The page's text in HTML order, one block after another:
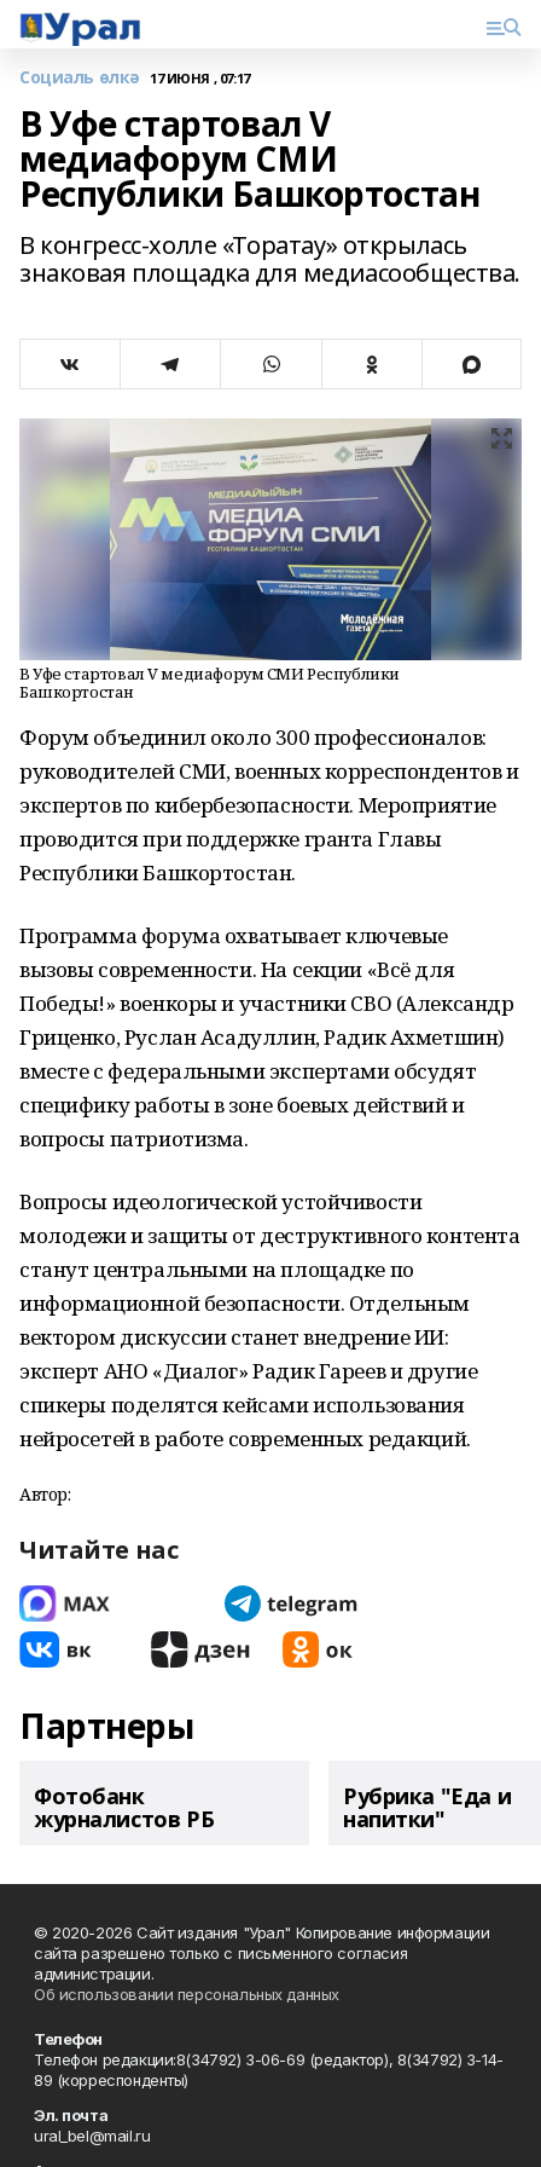
Социаль өлкә 17 ИЮНЯ , 07:17
В Уфе стартовал V
медиафорум СМИ
Республики Башкортостан
В конгресс-холле «Торатау» открылась
знаковая площадка для медиасообщества.
В Уфе стартовал V медиафорум СМИ Республики
Башкортостан
Форум объединил около 300 профессионалов:
руководителей СМИ, военных корреспондентов и
экспертов по кибербезопасности. Мероприятие
проводится при поддержке гранта Главы
Республики Башкортостан.
Программа форума охватывает ключевые
вызовы современности. На секции «Всё для
Победы!» военкоры и участники СВО (Александр
Гриценко, Руслан Асадуллин, Радик Ахметшин)
вместе с федеральными экспертами обсудят
специфику работы в зоне боевых действий и
вопросы патриотизма.
Вопросы идеологической устойчивости
молодежи и защиты от деструктивного контента
станут центральными на площадке по
информационной безопасности. Отдельным
вектором дискуссии станет внедрение ИИ:
эксперт АНО «Диалог» Радик Гареев и другие
спикеры поделятся кейсами использования
нейросетей в работе современных редакций.
Автор:
Читайте нас
Партнеры
Фотобанк
журналистов РБ
Рубрика "Еда и
напитки"
© 2020-2026 Сайт издания "Урал" Копирование информации
сайта разрешено только с письменного согласия
администрации.
Об использовании персональных данных
Телефон
Телефон редакции:8(34792) 3-06-69 (редактор), 8(34792) 3-14-
89 (корреспонденты)
Эл. почта
ural_bel@mail.ru